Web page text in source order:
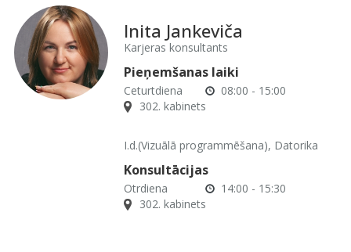
Inita Jankeviča
Karjeras konsultants
Pieņemšanas laiki
Ceturtdiena
08:00 - 15:00
302. kabinets
I.d.(Vizuālā programmēšana), Datorika
Konsultācijas
Otrdiena
14:00 - 15:30
302. kabinets